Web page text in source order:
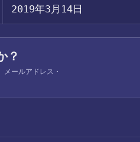
2019年3月14日
？
ールアドレス・